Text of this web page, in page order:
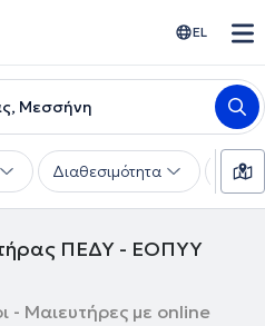
EL
Μεσσήνη
Διαθεσιμότητα
ΠΕΔΥ - ΕΟΠΥΥ
- Μαιευτήρες με online